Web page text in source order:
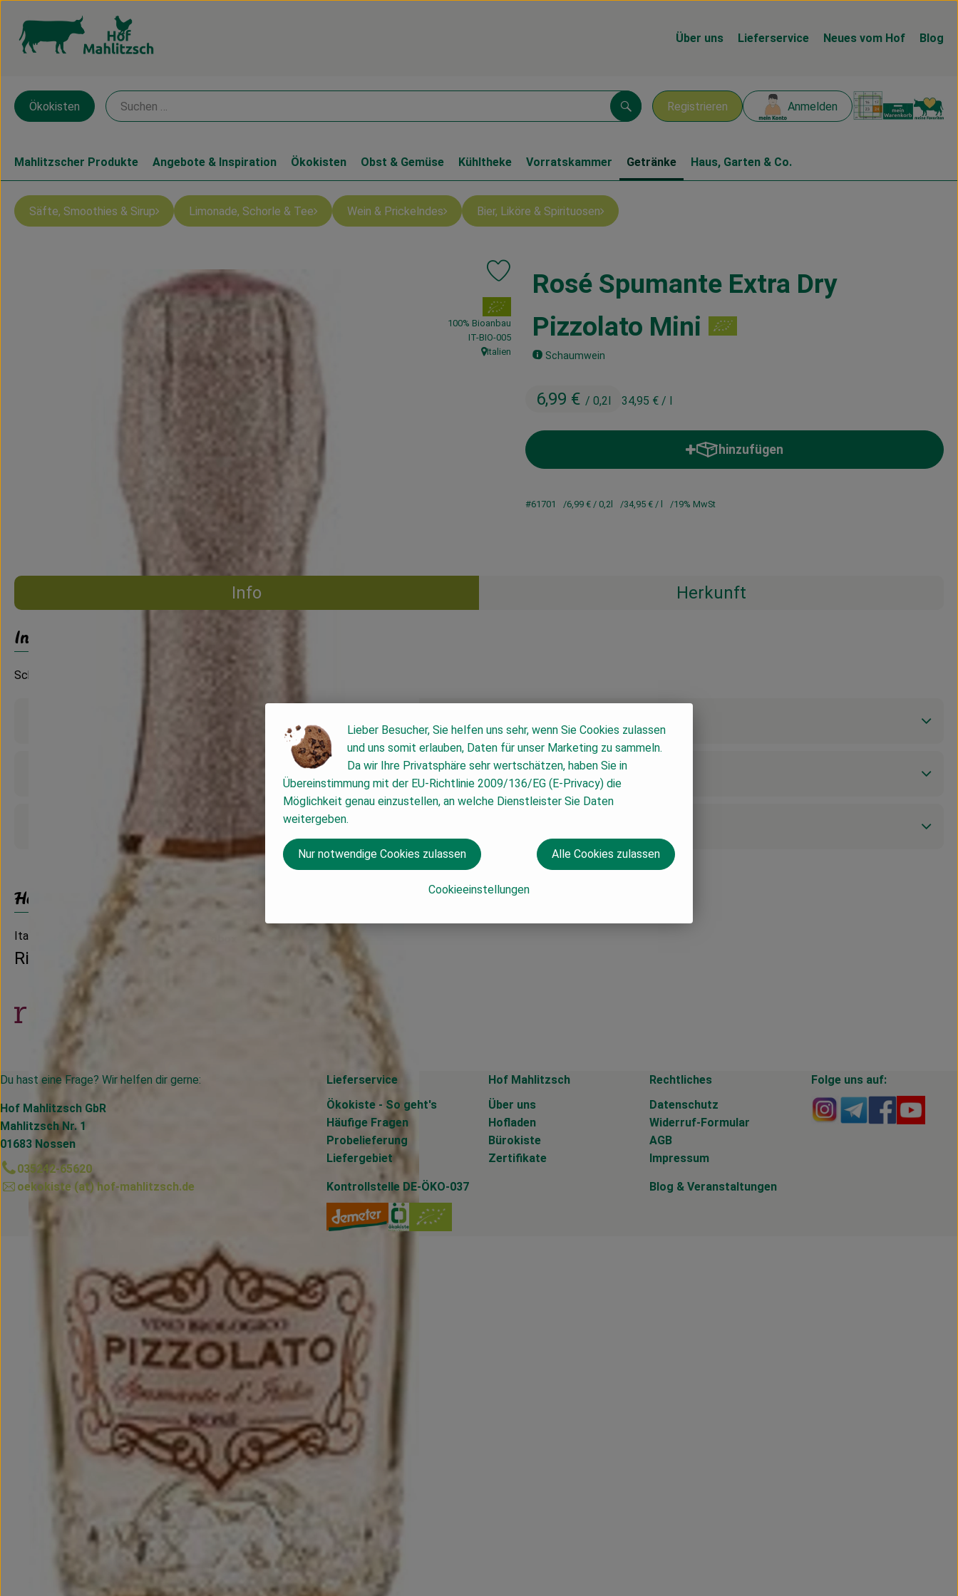
Über uns Lieferservice Neues vom Hof Blog
Registrieren Anmelden
Suchen
Ökokisten
Mahlitzscher Produkte Angebote & Inspiration Ökokisten Obst & Gemüse Kühltheke Vorratskammer Getränke Haus, Garten & Co.
Säfte, Smoothies & Sirup Limonade, Schorle & Tee Wein & Prickelndes Bier, Liköre & Spirituosen
Rosé Spumante Extra Dry
Pizzolato Mini
Schaumwein
6,99 € / 0,2l 34,95 € / l
Produkt zu Favouriten hinzufügen
, Verband:
100% Bioanbau
, Kontrollstelle:
IT-BIO-005
, Herkunft:
Italien
hinzufügen
Produkt zum Warenkorb hinzufügen
#61701 6,99 € / 0,2l 34,95 € / l 19% MwSt
Info Herkunft
Info
Schaumwein
Herkunft
Italien
Riegel Erzeugermarken
Du hast eine Frage? Wir helfen dir gerne:
Hof Mahlitzsch GbR
Mahlitzsch Nr. 1
01683 Nossen
035242-65620
oekokiste (at) hof-mahlitzsch.de
Lieferservice
Ökokiste - So geht's
Häufige Fragen
Probelieferung
Liefergebiet
Hof Mahlitzsch
Über uns
Hofladen
Bürokiste
Zertifikate
Rechtliches
Datenschutz
Widerruf-Formular
AGB
Impressum
Folge uns auf:
Externer Link zu
Externer Link
Externer
Kontrollstelle DE-ÖKO-037 Blog & Veranstaltungen
Lieber Besucher, Sie helfen uns sehr, wenn Sie Cookies zulassen
und uns somit erlauben, Daten für unser Marketing zu sammeln.
Da wir Ihre Privatsphäre sehr wertschätzen, haben Sie in
Übereinstimmung mit der EU-Richtlinie 2009/136/EG (E-Privacy) die
Möglichkeit genau einzustellen, an welche Dienstleister Sie Daten
weitergeben.
Cookieeinstellungen
Nur notwendige Cookies zulassen Alle Cookies zulassen